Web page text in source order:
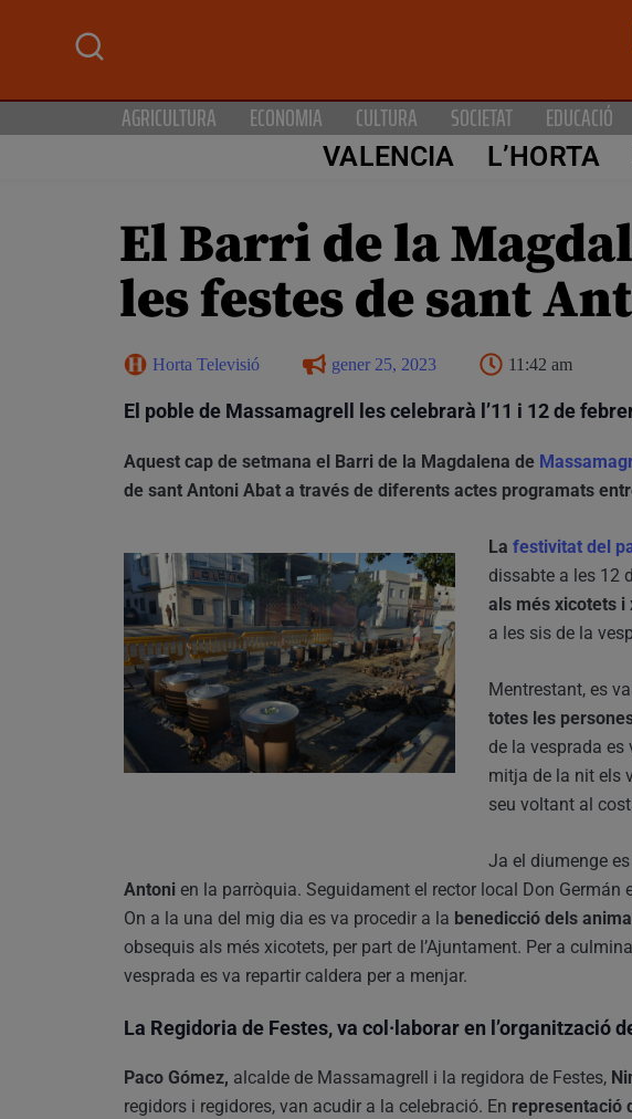
AGRICULTURA ECONOMIA CULTURA SOCIETAT EDUCACIÓ
VALENCIA L’HORTA
El Barri de la
les festes de sant
Horta Televisió gener 25, 2023 11:42 am
El poble de Massamagrell les celebrarà l’11 i 12 de
Aquest cap de setmana el Barri de la Magdalena de
de sant Antoni Abat a través de diferents actes programats
La festivitat del
dissabte a les 12
als més xicotets i
a les sis de la
Mentrestant, es
totes les
de la vesprada es
mitja de la nit els
seu voltant al
Ja el diumenge
Antoni en la parròquia. Seguidament el rector local Don Germán
On a la una del mig dia es va procedir a la benedicció dels
obsequis als més xicotets, per part de l’Ajuntament. Per a
vesprada es va repartir caldera per a menjar.
La Regidoria de Festes, va col·laborar en l’organització
Paco Gómez, alcalde de Massamagrell i la regidora de Festes,
regidors i regidores, van acudir a la celebració. En representació